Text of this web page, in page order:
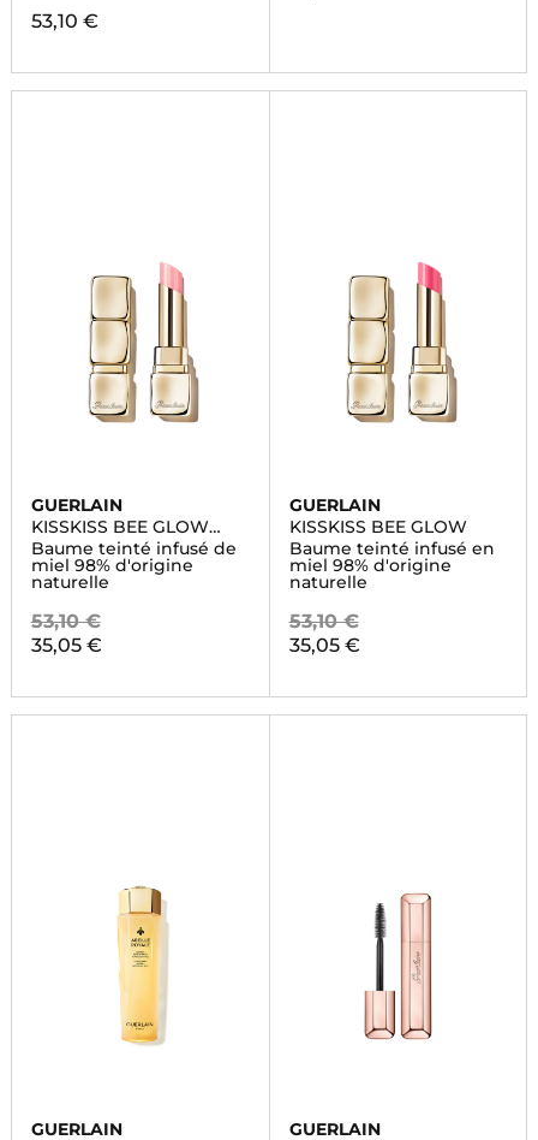
53,10 €
GUERLAIN
KISSKISS BEE GLOW
PEARLY
Baume teinté infusé de
miel 98% d'origine
naturelle
53,10 €
35,05 €
GUERLAIN
KISSKISS BEE GLOW
Baume teinté infusé en
miel 98% d'origine
naturelle
53,10 €
35,05 €
GUERLAIN GUERLAIN